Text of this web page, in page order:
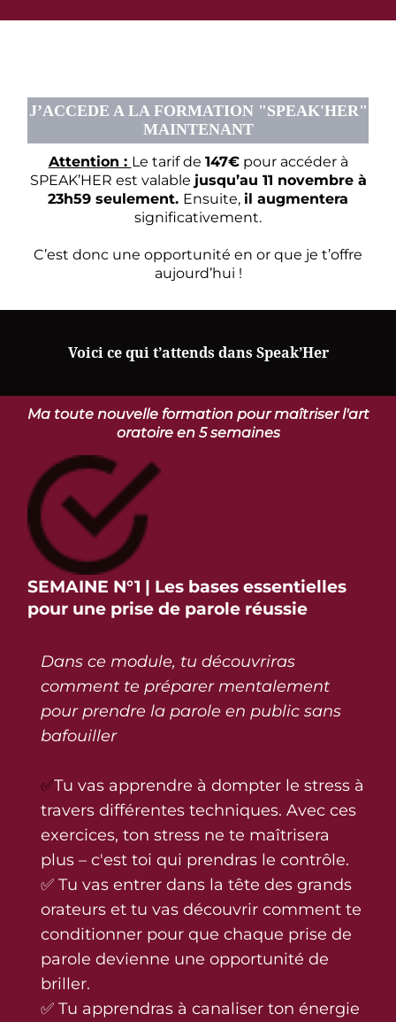
J’ACCEDE A LA FORMATION "SPEAK'HER"
MAINTENANT
Attention : Le tarif de 147€pour accéder à
SPEAK’HER est valable jusqu’au 11 novembre à
23h59 seulement. Ensuite, il augmentera
significativement.
C’est donc une opportunité en or que je t’offre
aujourd’hui !
Voici ce qui t’attends dans Speak’Her
Ma toute nouvelle formation pour maîtriser l'art
oratoire en 5 semaines
SEMAINE N°1 | Les bases essentielles
pour une prise de parole réussie
Dans ce module, tu découvriras
comment te préparer mentalement
pour prendre la parole en public sans
bafouiller
✅Tu vas apprendre à dompter le stress à
travers différentes techniques. Avec ces
exercices, ton stress ne te maîtrisera
plus – c'est toi qui prendras le contrôle.
✅ Tu vas entrer dans la tête des grands
orateurs et tu vas découvrir comment te
conditionner pour que chaque prise de
parole devienne une opportunité de
briller.
✅ Tu apprendras à canaliser ton énergie